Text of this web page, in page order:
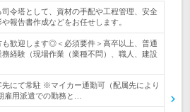
令塔として、資材の手配や工程管理、安全
報告書作成などをお任せします。
も歓迎します◎＜必須要件＞高卒以上、普通
経験（現場作業（業種不問）、職人、建設
にて常駐 ※マイカー通勤可（配属先により
用派遣での勤務と…